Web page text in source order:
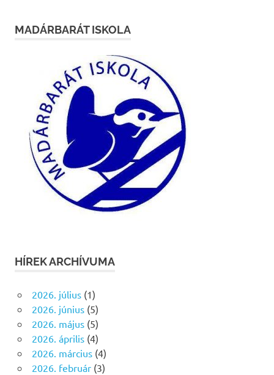
MADÁRBARÁT ISKOLA
HÍREK ARCHÍVUMA
2026. július(1)
2026. június(5)
2026. május(5)
2026. április(4)
2026. március(4)
2026. február(3)